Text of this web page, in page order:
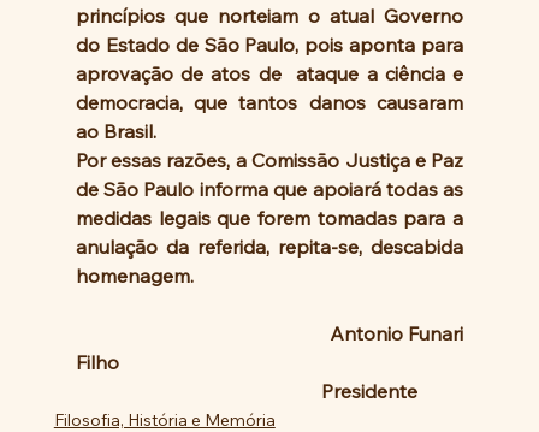
princípios que norteiam o atual Governo
do Estado de São Paulo, pois aponta para
aprovação de atos de  ataque a ciência e
democracia, que tantos danos causaram
ao Brasil.
Por essas razões, a Comissão Justiça e Paz
de São Paulo informa que apoiará todas as
medidas legais que forem tomadas para a
anulação da referida, repita-se, descabida
homenagem.
Filho
                                                   Presidente
Filosofia, História e Memória